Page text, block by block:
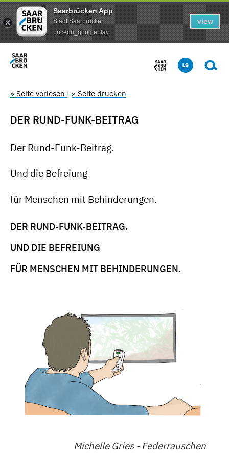
Saarbrücken App
Stadt Saarbrücken
priceon_googleplay
view
» Seite vorlesen | » Seite drucken
DER RUND-FUNK-BEITRAG
Der Rund-Funk-Beitrag.
Und die Befreiung
für Menschen mit Behinderungen.
DER RUND-FUNK-BEITRAG.
UND DIE BEFREIUNG
FÜR MENSCHEN MIT BEHINDERUNGEN.
Michelle Gries - Federrauschen